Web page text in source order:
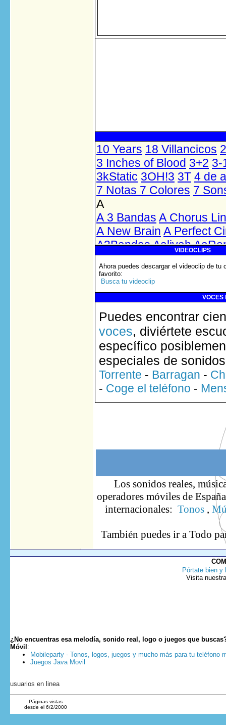
VIDEOCLIPS
Ahora puedes descargar el videoclip de tu
favorito:
Busca tu videoclip
VOCES
Puedes encontrar
voces, diviértete
específico
especiales de
Torrente - Barragan -
- Coge el teléfono -
Los sonidos reales,
operadores móviles de
internacionales: Tonos ,
También puedes ir a Todo
Pórtate bien y
Visita
¿No encuentras esa melodía, sonido real, logo o juegos que
Móvil :
Mobileparty - Tonos, logos, juegos y mucho más para tu teléfono
Juegos Java Movil
usuarios en linea
Páginas vistas
desde el 6/2/2000